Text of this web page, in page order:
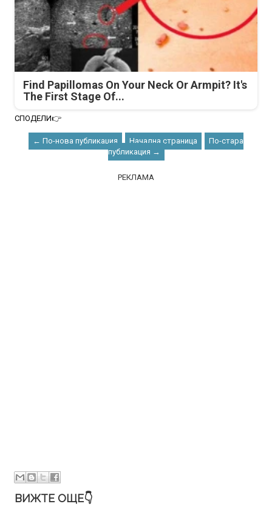
Find Papillomas On Your Neck Or Armpit? It's
The First Stage Of...
СПОДЕЛИ👉
← По-нова публикация Начална страница
По-стара
публикация →
РЕКЛАМА
ВИЖТЕ ОЩЕ👇